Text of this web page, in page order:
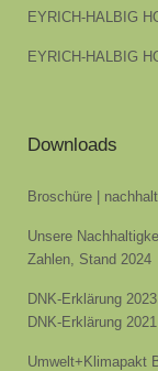
EYRICH-HALBIG
EYRICH-HALBIG
Downloads
Broschüre |
Unsere
Zahlen, Stand 2024
DNK-Erklärung 2023
DNK-Erklärung 2021
Umwelt+Klimapakt